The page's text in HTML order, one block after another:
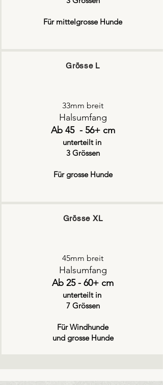
Für mittelgrosse Hunde
Grösse L
33mm breit
Halsumfang
Ab 45 - 56+ cm
unterteilt in
3 Grössen
Für grosse Hunde
Grösse XL
45mm breit
Halsumfang
Ab 25 - 60+ cm
unterteilt in
7 Grössen
Für Windhunde
und grosse Hunde